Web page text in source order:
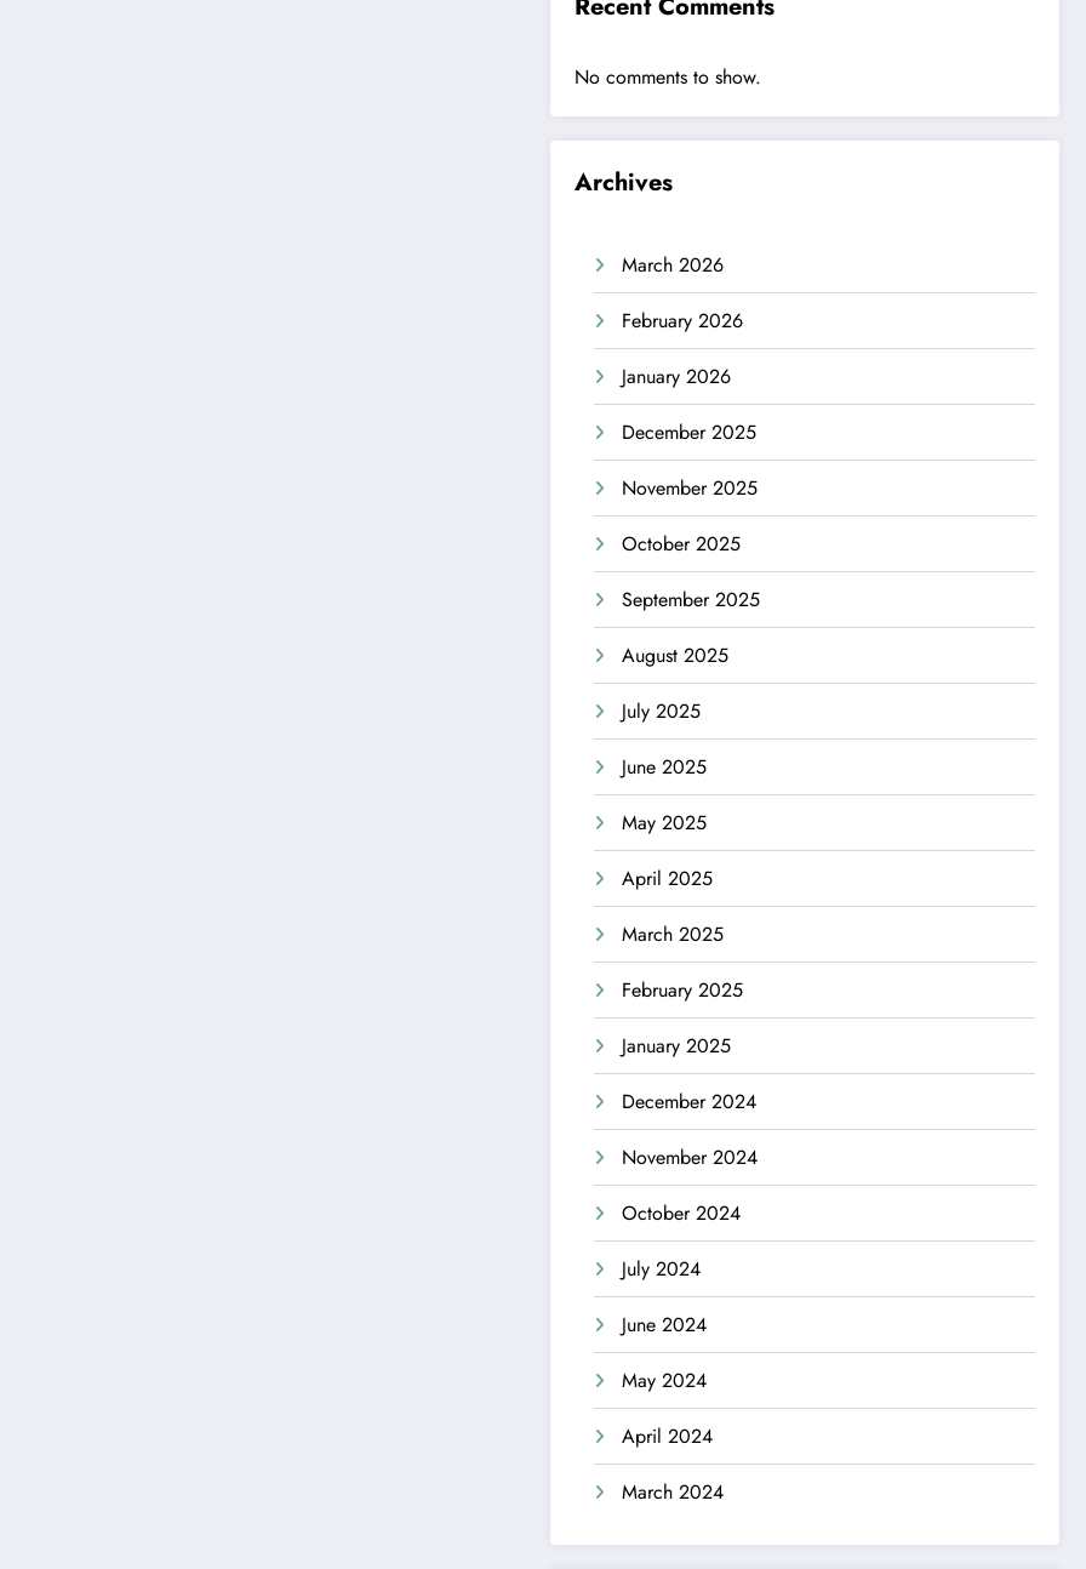
No comments to show.
Archives
March 2026
February 2026
January 2026
December 2025
November 2025
October 2025
September 2025
August 2025
July 2025
June 2025
May 2025
April 2025
March 2025
February 2025
January 2025
December 2024
November 2024
October 2024
July 2024
June 2024
May 2024
April 2024
March 2024